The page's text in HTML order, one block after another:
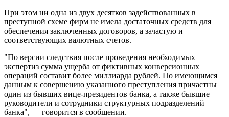
При этом ни одна из двух десятков задействованных в
преступной схеме фирм не имела достаточных средств для
обеспечения заключенных договоров, а зачастую и
соответствующих валютных счетов.
"По версии следствия после проведения необходимых
экспертиз сумма ущерба от фиктивных конверсионных
операций составит более миллиарда рублей. По имеющимся
данным к совершению указанного преступления причастны
один из бывших вице-президентов банка, а также бывшие
руководители и сотрудники структурных подразделений
банка", — говорится в сообщении.